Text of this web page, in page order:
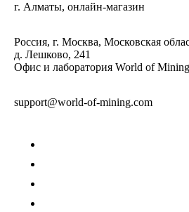
г. Алматы, онлайн-магазин
Россия, г. Москва, Московская
д. Лешково, 241
Офис и лаборатория World of Mining
support@world-of-mining.com